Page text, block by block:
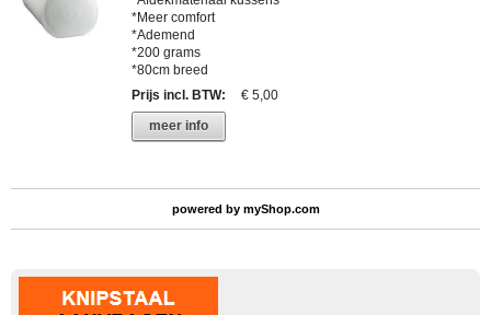
*Meer comfort
*Ademend
*200 grams
*80cm breed
Prijs incl. BTW:
€ 5,00
meer info
powered by myShop.com